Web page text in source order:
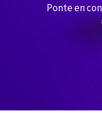
Ponte en